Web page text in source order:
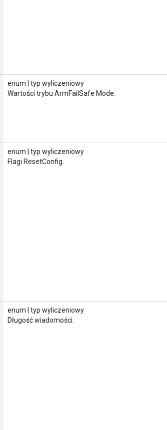
enum | typ wyliczeniowy
Wartości trybu ArmFailSafe Mode.
enum | typ wyliczeniowy
Flagi ResetConfig.
enum | typ wyliczeniowy
Długość wiadomości.